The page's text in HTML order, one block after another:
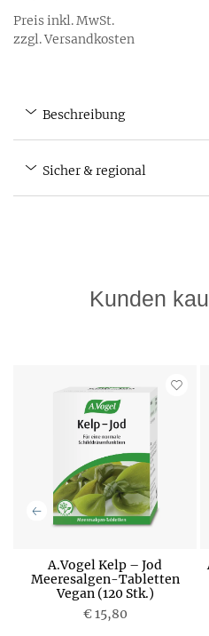
Preis inkl. MwSt.
zzgl. Versandkosten
Beschreibung
Sicher & regional
Kunden
A.Vogel Kelp – Jod
Meeresalgen-Tabletten
Vegan (120 Stk.)
€ 15,80
P